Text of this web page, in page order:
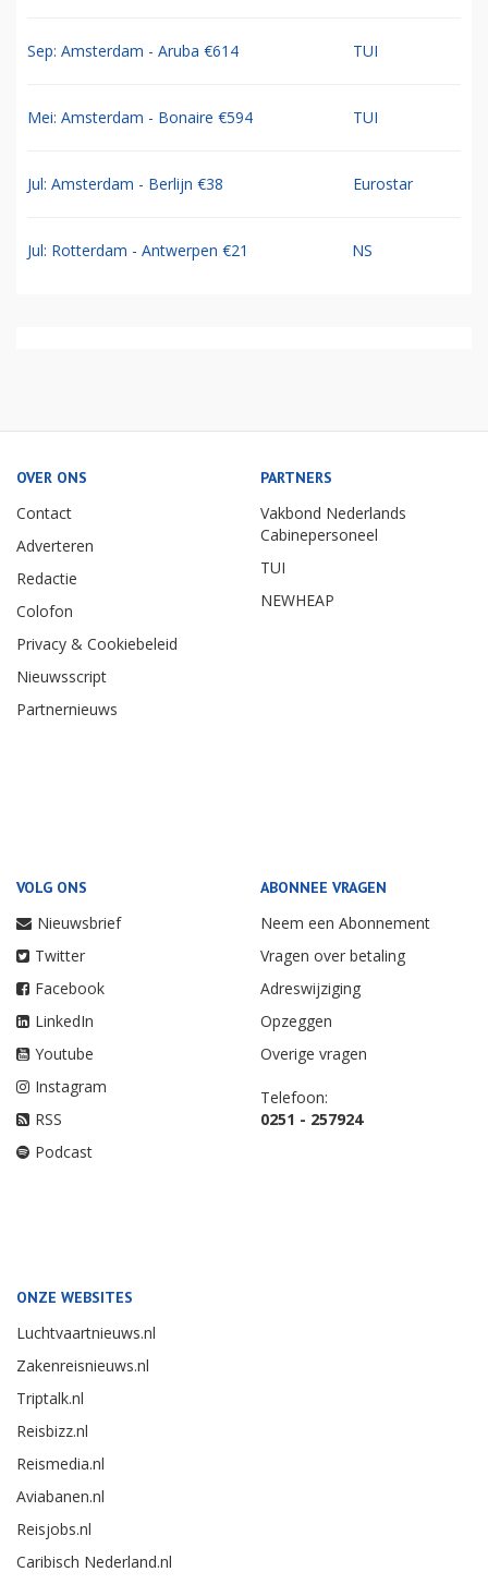
Sep: Amsterdam - Aruba €614 TUI
Mei: Amsterdam - Bonaire €594 TUI
Jul: Amsterdam - Berlijn €38 Eurostar
Jul: Rotterdam - Antwerpen €21 NS
OVER ONS
Contact
Adverteren
Redactie
Colofon
Privacy & Cookiebeleid
Nieuwsscript
Partnernieuws
PARTNERS
Vakbond Nederlands
Cabinepersoneel
TUI
NEWHEAP
VOLG ONS
Nieuwsbrief
Twitter
Facebook
LinkedIn
Youtube
Instagram
RSS
Podcast
ABONNEE VRAGEN
Neem een Abonnement
Vragen over betaling
Adreswijziging
Opzeggen
Overige vragen
Telefoon:
0251 - 257924
ONZE WEBSITES
Luchtvaartnieuws.nl
Zakenreisnieuws.nl
Triptalk.nl
Reisbizz.nl
Reismedia.nl
Aviabanen.nl
Reisjobs.nl
Caribisch Nederland.nl